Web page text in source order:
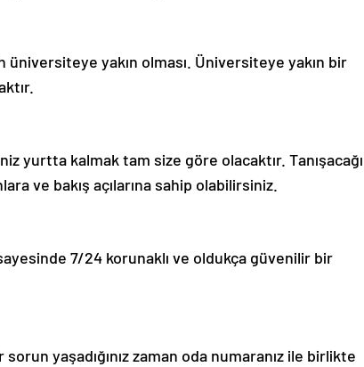
üniversiteye yakın olması. Üniversiteye yakın bir
yurtta kalmak tam size göre olacaktır.
ve bakış açılarına sahip olabilirsiniz.
7/24 korunaklı ve oldukça güvenilir bir
yaşadığınız zaman oda numaranız ile birlikte